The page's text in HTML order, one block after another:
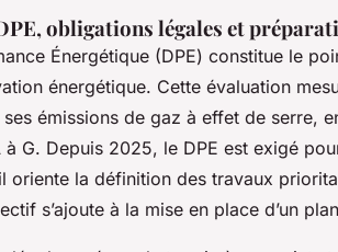
obligations légales et
Énergétique (DPE) constitue le
énergétique. Cette évaluation
émissions de gaz à effet de serre,
G. Depuis 2025, le DPE est exigé
oriente la définition des travaux
s’ajoute à la mise en place d’un